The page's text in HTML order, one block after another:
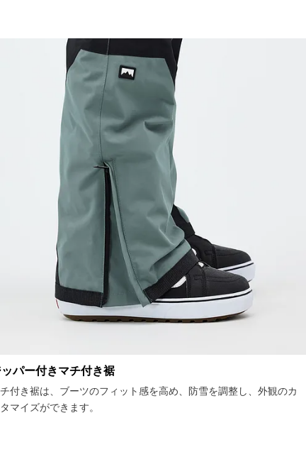
パー付きマチ付き裾
付き裾は、ブーツのフィット感を高め、防雪を調整し、外観のカ
マイズができます。